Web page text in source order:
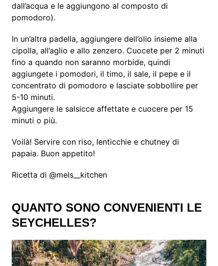
dall’acqua e le aggiungono al composto di
pomodoro).
In un’altra padella, aggiungere dell’olio insieme alla
cipolla, all’aglio e allo zenzero. Cuocete per 2 minuti
fino a quando non saranno morbide, quindi
aggiungete i pomodori, il timo, il sale, il pepe e il
concentrato di pomodoro e lasciate sobbollire per
5-10 minuti.
Aggiungere le salsicce affettate e cuocere per 15
minuti o più.
Voilà! Servire con riso, lenticchie e chutney di
papaia. Buon appetito!
Ricetta di @mels__kitchen
QUANTO SONO CONVENIENTI LE
SEYCHELLES?